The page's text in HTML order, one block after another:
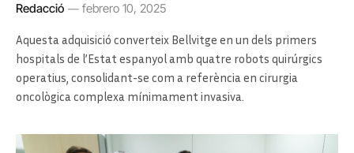
Redacció febrero 10, 2025
Aquesta adquisició converteix Bellvitge en un dels primers
hospitals de l’Estat espanyol amb quatre robots quirúrgics
operatius, consolidant-se com a referència en cirurgia
oncològica complexa mínimament invasiva.